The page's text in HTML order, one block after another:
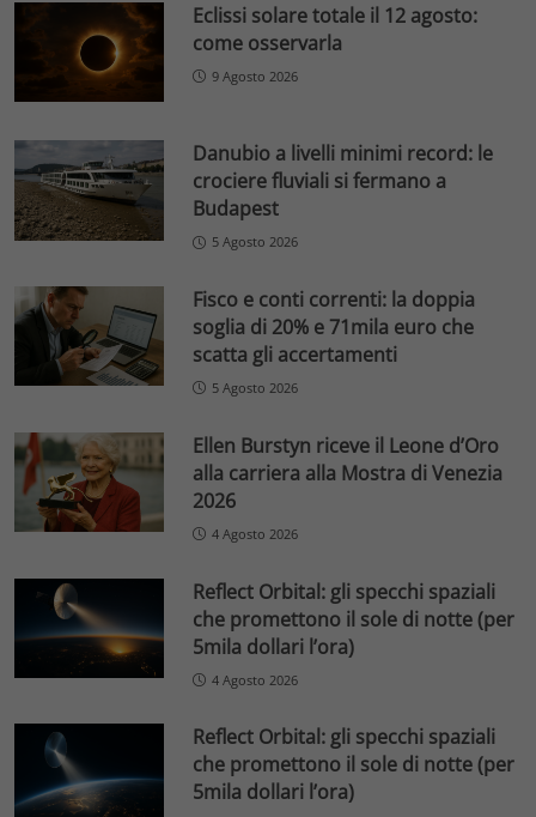
Eclissi solare totale il 12 agosto:
come osservarla
9 Agosto 2026
Danubio a livelli minimi record: le
crociere fluviali si fermano a
Budapest
5 Agosto 2026
Fisco e conti correnti: la doppia
soglia di 20% e 71mila euro che
scatta gli accertamenti
5 Agosto 2026
Ellen Burstyn riceve il Leone d’Oro
alla carriera alla Mostra di Venezia
2026
4 Agosto 2026
Reflect Orbital: gli specchi spaziali
che promettono il sole di notte (per
5mila dollari l’ora)
4 Agosto 2026
Reflect Orbital: gli specchi spaziali
che promettono il sole di notte (per
5mila dollari l’ora)